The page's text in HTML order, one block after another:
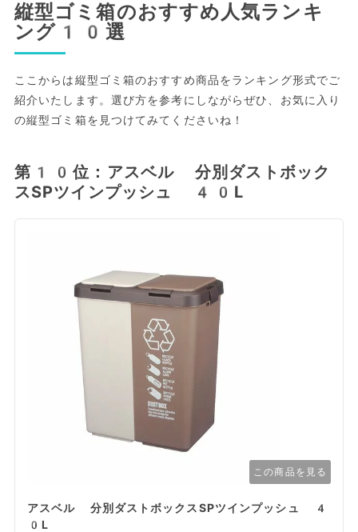
縦型ゴミ箱のおすすめ人気ランキ
ング10選
ここからは縦型ゴミ箱のおすすめ商品をランキング形式でご
紹介いたします。選び方を参考にしながらぜひ、お気に入り
の縦型ゴミ箱を見つけてみてくださいね！
第10位：アスベル 分別ダストボック
スSPツインプッシュ 40L
この商品を見る
アスベル 分別ダストボックスSPツインプッシュ 4
0L